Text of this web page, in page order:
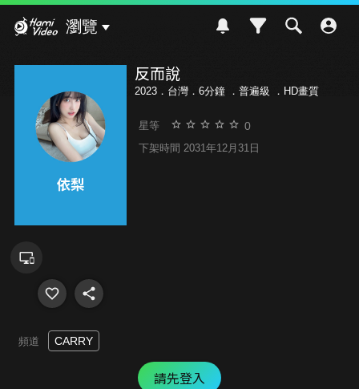
瀏覽
反而說
2023．台灣．6分鐘 ． 普遍級 ．HD畫質
星等 0
下架時間 2031年12月31日
頻道 CARRY
請先登入